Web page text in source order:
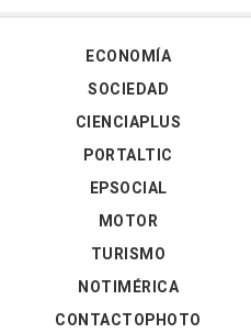
ECONOMÍA
SOCIEDAD
CIENCIAPLUS
PORTALTIC
EPSOCIAL
MOTOR
TURISMO
NOTIMÉRICA
CONTACTOPHOTO